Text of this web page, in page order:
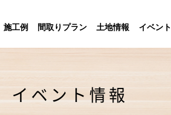
施工例 間取りプラン 土地情報 イベント
イベント情報